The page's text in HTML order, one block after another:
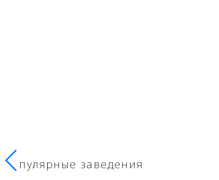
Популярные заведения